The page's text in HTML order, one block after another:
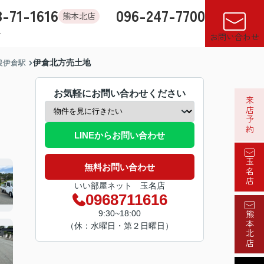
71-1616 熊本北店 096-247-7700
お問い合わせ
伊倉駅 伊倉北方売土地
お気軽にお問い合わせください
LINEからお問い合わせ
無料お問い合わせ
いい部屋ネット 玉名店
0968711616
9:30~18:00
（休：水曜日・第２日曜日）
来店予約
玉名店
熊本北店